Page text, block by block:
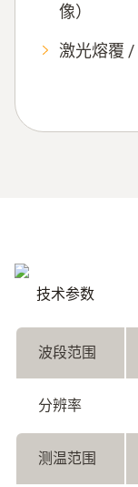
像）
激光熔覆 /
技术参数
波段范围
分辨率
测温范围